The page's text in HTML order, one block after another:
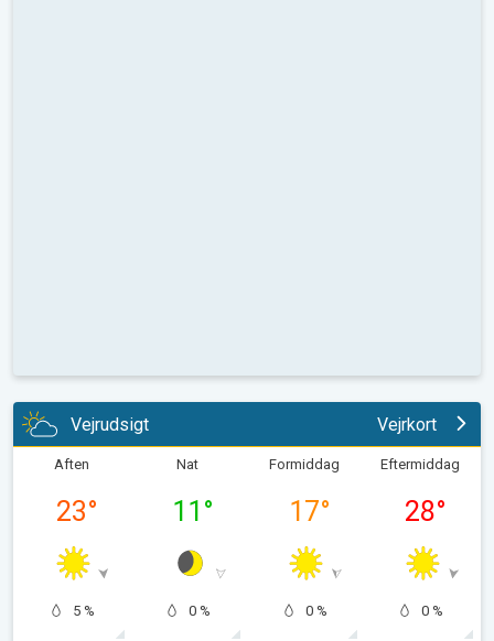
Vejrudsigt Vejrkort
Aften
23°
5 %
Nat
11 °
0 %
Formiddag
17°
0 %
Eftermiddag
28°
0 %